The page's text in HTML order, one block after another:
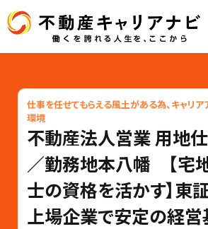
仕事を任せてもらえる風土がある為、キャリ
環境
不動産法人営業 用地
／勤務地本八幡 【宅
士の資格を活かす】東
上場企業で安定の経